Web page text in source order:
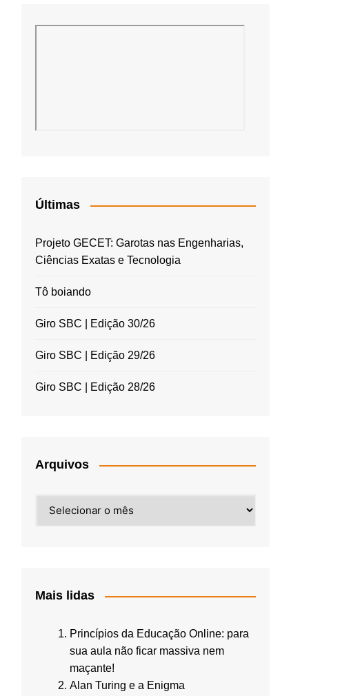
Últimas
Projeto GECET: Garotas nas Engenharias,
Ciências Exatas e Tecnologia
Tô boiando
Giro SBC | Edição 30/26
Giro SBC | Edição 29/26
Giro SBC | Edição 28/26
Arquivos
Mais lidas
Princípios da Educação Online: para
sua aula não ficar massiva nem
maçante!
Alan Turing e a Enigma